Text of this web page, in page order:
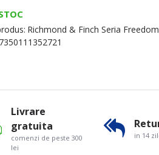
Richmond & Finch Seria
7350111352721
Livrare
gratuita
comenzi de peste 300
lei
in 14